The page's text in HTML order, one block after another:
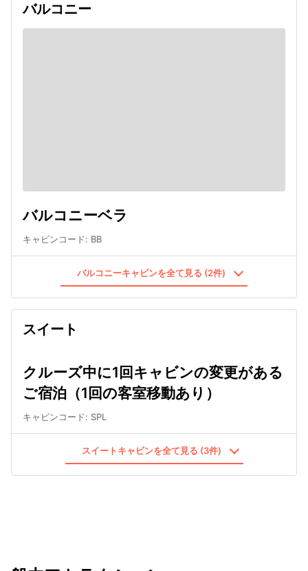
バルコニー
バルコニーベラ
キャビンコード: BB
バルコニーキャビンを全て見る (2件)
スイート
クルーズ中に1回キャビンの変更がある
ご宿泊（1回の客室移動あり）
キャビンコード: SPL
スイートキャビンを全て見る (3件)